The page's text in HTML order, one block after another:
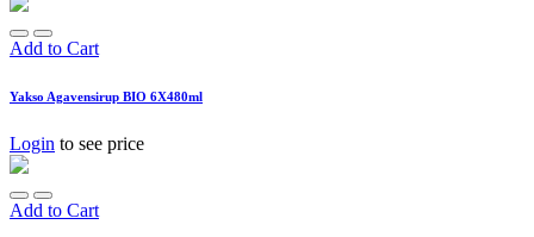
Add to Cart
Yakso Agavensirup BIO 6X480ml
Login to see price
Add to Cart